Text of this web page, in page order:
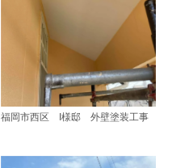
福岡市西区 I様邸 外壁塗装工事